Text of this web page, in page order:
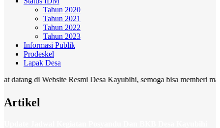
Tahun 2020
Tahun 2021
Tahun 2022
Tahun 2023
Informasi Publik
Prodeskel
Lapak Desa
di Website Resmi Desa Kayubihi, semoga bisa memberi manfaat
Artikel